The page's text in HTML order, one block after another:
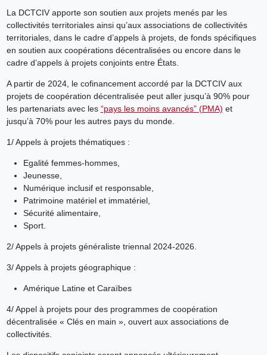
La DCTCIV apporte son soutien aux projets menés par les
collectivités territoriales ainsi qu’aux associations de collectivités
territoriales, dans le cadre d’appels à projets, de fonds spécifiques
en soutien aux coopérations décentralisées ou encore dans le
cadre d’appels à projets conjoints entre États.
A partir de 2024, le cofinancement accordé par la DCTCIV aux
projets de coopération décentralisée peut aller jusqu’à 90% pour
les partenariats avec les “pays les moins avancés” (PMA) et
jusqu’à 70% pour les autres pays du monde.
1/ Appels à projets thématiques :
Egalité femmes-hommes,
Jeunesse,
Numérique inclusif et responsable,
Patrimoine matériel et immatériel,
Sécurité alimentaire,
Sport.
2/ Appels à projets généraliste triennal 2024-2026.
3/ Appels à projets géographique :
Amérique Latine et Caraïbes
4/ Appel à projets pour des programmes de coopération
décentralisée « Clés en main », ouvert aux associations de
collectivités.